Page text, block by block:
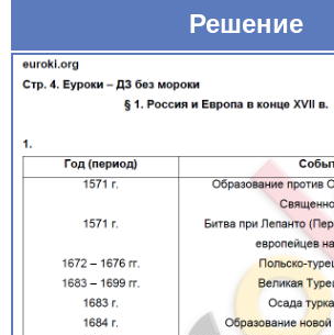
Решение